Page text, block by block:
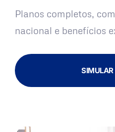
Planos completos,
nacional e benefícios